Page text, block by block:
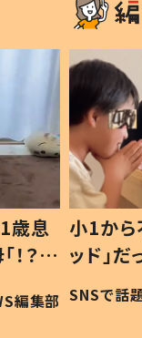
歳息
？」
編集部
小1から
ッド」
作り続
#令和の
SNSで話